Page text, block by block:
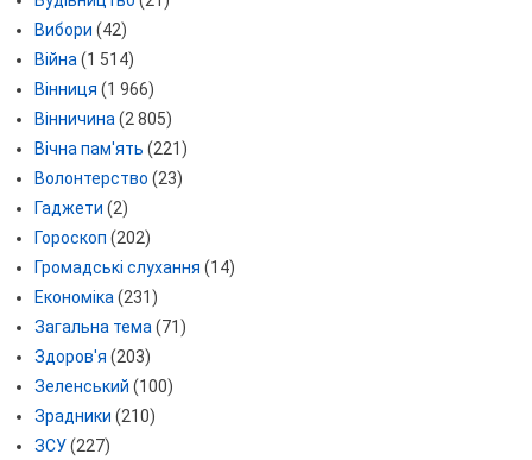
Вибори (42)
Війна (1 514)
Вінниця (1 966)
Вінничина (2 805)
Вічна пам'ять (221)
Волонтерство (23)
Гаджети (2)
Гороскоп (202)
Громадські слухання (14)
Економіка (231)
Загальна тема (71)
Здоров'я (203)
Зеленський (100)
Зрадники (210)
ЗСУ(227)